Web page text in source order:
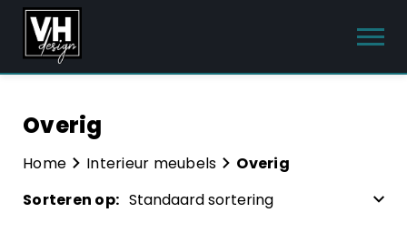
Producten
Interieur meubels
Tuinmeubelen
Overig
Home Interieur meubels
Overig
Sorteren op: